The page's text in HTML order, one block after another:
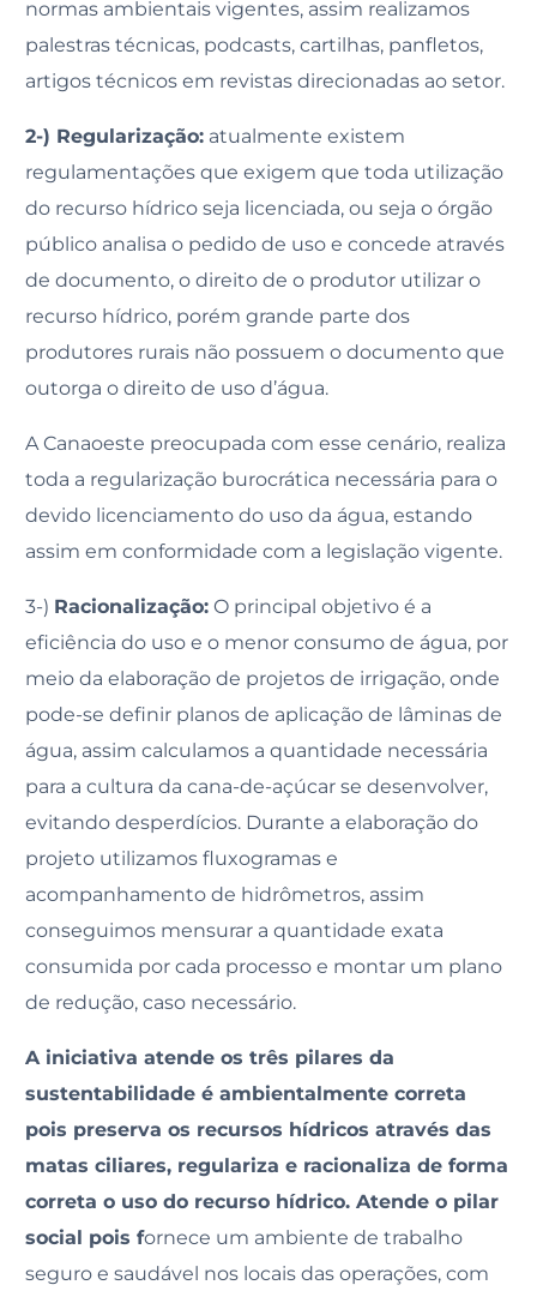
normas ambientais vigentes, assim realizamos
palestras técnicas, podcasts, cartilhas, panfletos,
artigos técnicos em revistas direcionadas ao setor.
2-) Regularização: atualmente existem
regulamentações que exigem que toda utilização
do recurso hídrico seja licenciada, ou seja o órgão
público analisa o pedido de uso e concede através
de documento, o direito de o produtor utilizar o
recurso hídrico, porém grande parte dos
produtores rurais não possuem o documento que
outorga o direito de uso d’água.
A Canaoeste preocupada com esse cenário, realiza
toda a regularização burocrática necessária para o
devido licenciamento do uso da água, estando
assim em conformidade com a legislação vigente.
3-) Racionalização: O principal objetivo é a
eficiência do uso e o menor consumo de água, por
meio da elaboração de projetos de irrigação, onde
pode-se definir planos de aplicação de lâminas de
água, assim calculamos a quantidade necessária
para a cultura da cana-de-açúcar se desenvolver,
evitando desperdícios. Durante a elaboração do
projeto utilizamos fluxogramas e
acompanhamento de hidrômetros, assim
conseguimos mensurar a quantidade exata
consumida por cada processo e montar um plano
de redução, caso necessário.
A iniciativa atende os três pilares da
sustentabilidade é ambientalmente correta
pois preserva os recursos hídricos através das
matas ciliares, regulariza e racionaliza de forma
correta o uso do recurso hídrico. Atende o pilar
social pois fornece um ambiente de trabalho
seguro e saudável nos locais das operações, com